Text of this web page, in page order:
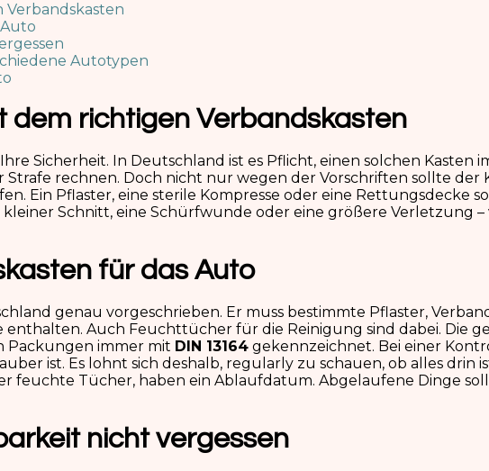
Autotypen
richtigen Verbandskasten
Sicherheit. In Deutschland ist es Pflicht, einen solchen Kasten
rechnen. Doch nicht nur wegen der Vorschriften sollte der
Ein Pflaster, eine sterile Kompresse oder eine Rettungsdecke
Schnitt, eine Schürfwunde oder eine größere Verletzung –
für das Auto
genau vorgeschrieben. Er muss bestimmte Pflaster,
Auch Feuchttücher für die Reinigung sind dabei. Die
Packungen immer mit DIN 13164 gekennzeichnet. Bei einer
ist. Es lohnt sich deshalb, regularly zu schauen, ob alles drin
feuchte Tücher, haben ein Ablaufdatum. Abgelaufene Dinge
nicht vergessen